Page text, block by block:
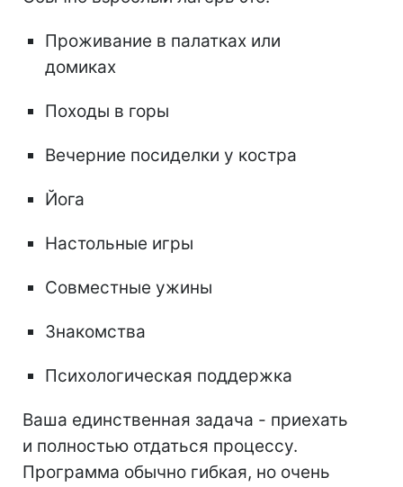
Проживание в палатках или
домиках
Походы в горы
Вечерние посиделки у костра
Йога
Настольные игры
Совместные ужины
Знакомства
Психологическая поддержка
Ваша единственная задача - приехать
и полностью отдаться процессу.
Программа обычно гибкая, но очень